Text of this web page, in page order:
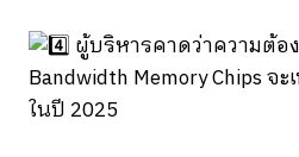
ผู้บริหารคาดว่าความต้อ
Bandwidth Memory Chips
ในปี 2025